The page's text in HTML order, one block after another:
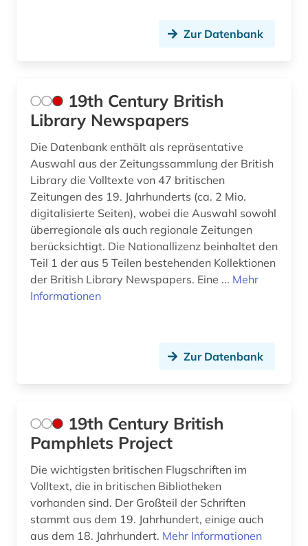
arktis (1)
armeezeitungen (1)
armenien (west) (1)
artik (1)
artikel (1)
artikelsuche (3)
asch (1)
asean (1)
asienkunde (1)
asylpaket (1)
asylrecht (1)
atlas (5)
Zur Datenbank
19th Century British
Library Newspapers
Die Datenbank enthält als repräsentative
Auswahl aus der Zeitungssammlung der British
Library die Volltexte von 47 britischen
Zeitungen des 19. Jahrhunderts (ca. 2 Mio.
digitalisierte Seiten), wobei die Auswahl sowohl
überregionale als auch regionale Zeitungen
berücksichtigt. Die Nationallizenz beinhaltet den
Teil 1 der aus 5 Teilen bestehenden Kollektionen
der British Library Newspapers. Eine ... Mehr
Informationen
Zur Datenbank
19th Century British
Pamphlets Project
Die wichtigsten britischen Flugschriften im
Volltext, die in britischen Bibliotheken
vorhanden sind. Der Großteil der Schriften
stammt aus dem 19. Jahrhundert, einige auch
aus dem 18. Jahrhundert. Mehr Informationen